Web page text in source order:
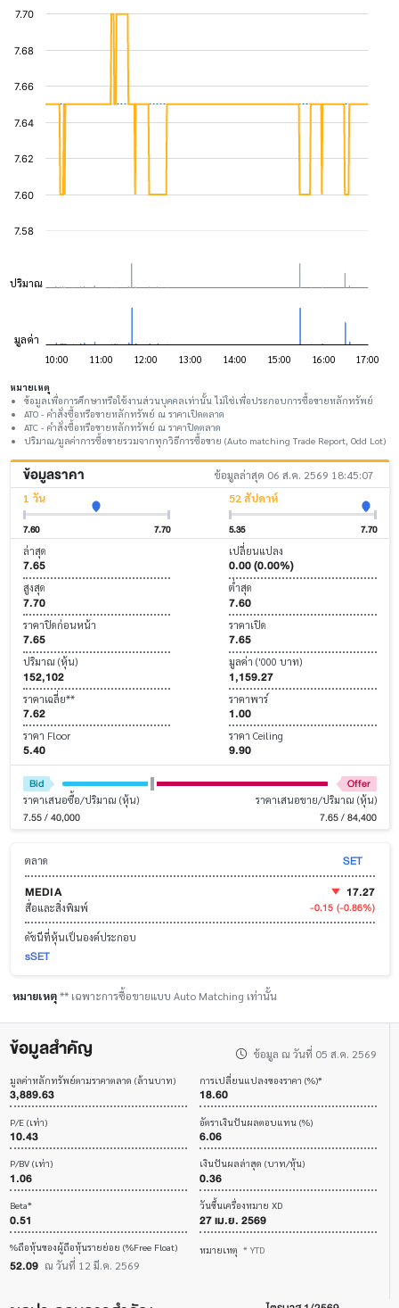
หมายเหตุ
ข้อมูลเพื่อการศึกษาหรือใช้งานส่วนบุคคลเท่านั้น ไม่ใช่เพื่อประกอบการซื้อขายหลักทรัพย์
ATO - คำสั่งซื้อหรือขายหลักทรัพย์ ณ ราคาเปิดตลาด
ATC - คำสั่งซื้อหรือขายหลักทรัพย์ ณ ราคาปิดตลาด
ปริมาณ/มูลค่าการซื้อขายรวมจากทุกวิธีการซื้อขาย (Auto matching Trade Report, Odd Lot)
ข้อมูลราคา
ข้อมูลล่าสุด 06 ส.ค. 2569 18:45:07
1 วัน
7.60 7.70
52 สัปดาห์
5.35 7.70
ล่าสุด
7.65
เปลี่ยนแปลง
0.00 (0.00%)
สูงสุด
7.70
ต่ำสุด
7.60
ราคาปิดก่อนหน้า
7.65
ราคาเปิด
7.65
ปริมาณ (หุ้น)
152,102
มูลค่า ('000 บาท)
1,159.27
ราคาเฉลี่ย**
7.62
ราคาพาร์
1.00
ราคา Floor
5.40
ราคา Ceiling
9.90
Bid Offer
ราคาเสนอซื้อ/ปริมาณ (หุ้น)
7.55 / 40,000
ราคาเสนอขาย/ปริมาณ (หุ้น)
7.65 / 84,400
ตลาด
SET
MEDIA
สื่อและสิ่งพิมพ์
17.27
-0.15 (-0.86%)
ดัชนีที่หุ้นเป็นองค์ประกอบ
sSET
หมายเหตุ** เฉพาะการซื้อขายแบบ Auto Matching เท่านั้น
ข้อมูลสำคัญ ข้อมูล ณ วันที่ 05 ส.ค. 2569
มูลค่าหลักทรัพย์ตามราคาตลาด (ล้านบาท)
3,889.63
การเปลี่ยนแปลงของราคา (%)*
18.60
P/E (เท่า)
10.43
อัตราเงินปันผลตอบแทน (%)
6.06
P/BV (เท่า)
1.06
เงินปันผลล่าสุด (บาท/หุ้น)
0.36
Beta*
0.51
วันขึ้นเครื่องหมาย XD
27 เม.ย. 2569
%ถือหุ้นของผู้ถือหุ้นรายย่อย (%Free Float)
52.09 ณ วันที่ 12 มี.ค. 2569
หมายเหตุ * YTD